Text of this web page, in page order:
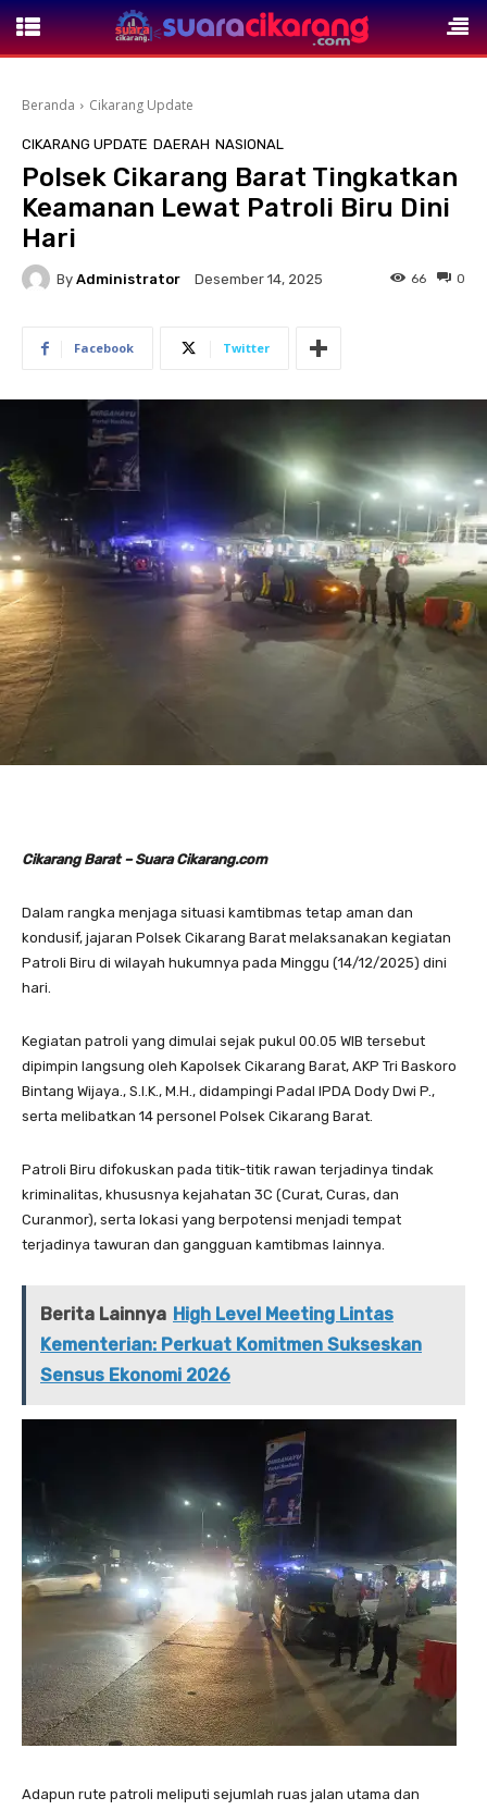
Beranda Cikarang Update
CIKARANG UPDATE DAERAH NASIONAL
Polsek Cikarang Barat Tingkatkan
Keamanan Lewat Patroli Biru Dini
Hari
By Administrator Desember 14, 2025 0
66
Facebook Twitter
Cikarang Barat – Suara Cikarang.com
Dalam rangka menjaga situasi kamtibmas tetap aman dan
kondusif, jajaran Polsek Cikarang Barat melaksanakan kegiatan
Patroli Biru di wilayah hukumnya pada Minggu (14/12/2025) dini
hari.
Kegiatan patroli yang dimulai sejak pukul 00.05 WIB tersebut
dipimpin langsung oleh Kapolsek Cikarang Barat, AKP Tri Baskoro
Bintang Wijaya., S.I.K., M.H., didampingi Padal IPDA Dody Dwi P.,
serta melibatkan 14 personel Polsek Cikarang Barat.
Patroli Biru difokuskan pada titik-titik rawan terjadinya tindak
kriminalitas, khususnya kejahatan 3C (Curat, Curas, dan
Curanmor), serta lokasi yang berpotensi menjadi tempat
terjadinya tawuran dan gangguan kamtibmas lainnya.
Berita Lainnya High Level Meeting Lintas
Kementerian: Perkuat Komitmen Sukseskan
Sensus Ekonomi 2026
Adapun rute patroli meliputi sejumlah ruas jalan utama dan